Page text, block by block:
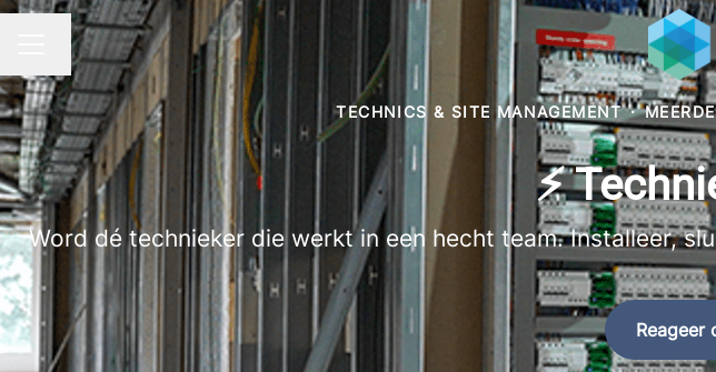
CARRIÈREMENU
Taal wijzigen
TECHNICS & SITE MANAGEMENT ·
⚡
Word dé technieker die werkt in een hecht team. Installeer,
Reageer